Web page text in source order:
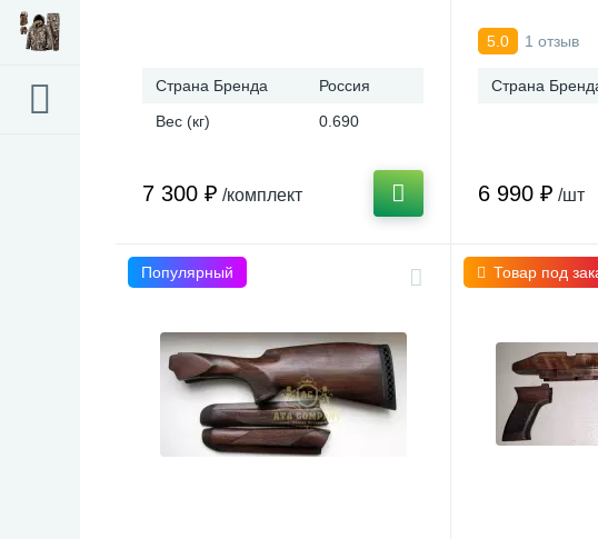
Страна Бренда
Россия
Вес (кг)
0.690
7 300 ₽ /комплект
5.0 1 отзыв
Страна
6 990 ₽ /шт
Популярный Товар под